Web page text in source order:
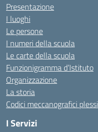
Presentazione
I luoghi
Le persone
I numeri della scuola
Le carte della scuola
Funzionigramma d’Istituto
Organizzazione
La storia
Codici meccanografici plessi
I Servizi